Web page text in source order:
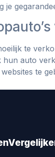
je
te
auto
te